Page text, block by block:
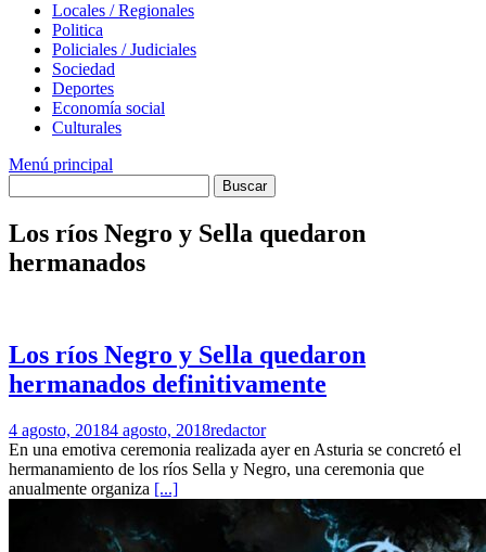
Locales / Regionales
Politica
Policiales / Judiciales
Sociedad
Deportes
Economía social
Culturales
Menú principal
Los ríos Negro y Sella quedaron
hermanados
Los ríos Negro y Sella quedaron
hermanados definitivamente
4 agosto, 20184 agosto, 2018redactor
En una emotiva ceremonia realizada ayer en Asturia se concretó el
hermanamiento de los ríos Sella y Negro, una ceremonia que
anualmente organiza [...]